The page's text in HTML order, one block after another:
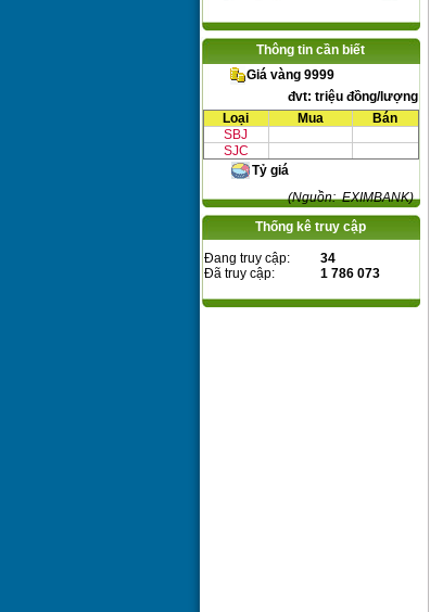
Thông tin cần biết
Giá vàng 9999
đvt: triệu đồng/lượng
Loại
Mua
Bán
SBJ
SJC
Tỷ giá
(Nguồn: EXIMBANK)
Thống kê truy cập
Đang truy cập:
34
Đã truy cập:
1 786 073